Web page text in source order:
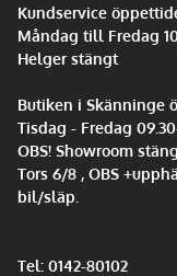
Kundservice
Måndag till Fredag
Helger stängt
Butiken i Skänninge
Tisdag - Fredag
OBS! Showroom
Tors 6/8 , OBS
bil/släp.
Tel: 0142-80102